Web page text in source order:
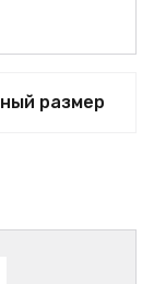
размер